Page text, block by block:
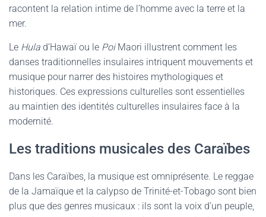
racontent la relation intime de l’homme avec la terre et la
mer.
Le Hula d’Hawaï ou le PoiMaori illustrent comment les
danses traditionnelles insulaires intriquent mouvements et
musique pour narrer des histoires mythologiques et
historiques. Ces expressions culturelles sont essentielles
au maintien des identités culturelles insulaires face à la
modernité.
Les traditions musicales des Caraïbes
Dans les Caraïbes, la musique est omniprésente. Le reggae
de la Jamaïque et la calypso de Trinité-et-Tobago sont bien
plus que des genres musicaux : ils sont la voix d’un peuple,